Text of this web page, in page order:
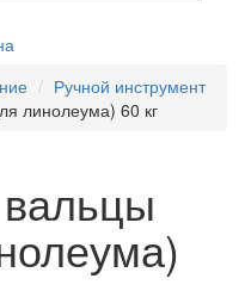
Ручной инструмент
линолеума) 60 кг